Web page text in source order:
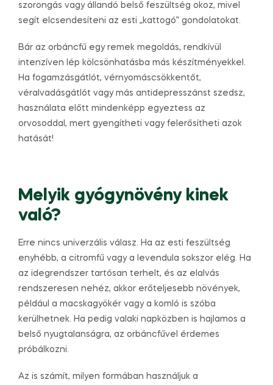
szorongás vagy állandó belső feszültség okoz, mivel
segít elcsendesíteni az esti „kattogó” gondolatokat.
Bár az orbáncfű egy remek megoldás, rendkívül
intenzíven lép kölcsönhatásba más készítményekkel.
Ha fogamzásgátlót, vérnyomáscsökkentőt,
véralvadásgátlót vagy más antidepresszánst szedsz,
használata előtt mindenképp egyeztess az
orvosoddal, mert gyengítheti vagy felerősítheti azok
hatását!
Melyik gyógynövény kinek
való?
Erre nincs univerzális válasz. Ha az esti feszültség
enyhébb, a citromfű vagy a levendula sokszor elég. Ha
az idegrendszer tartósan terhelt, és az elalvás
rendszeresen nehéz, akkor erőteljesebb növények,
például a macskagyökér vagy a komló is szóba
kerülhetnek. Ha pedig valaki napközben is hajlamos a
belső nyugtalanságra, az orbáncfűvel érdemes
próbálkozni.
Az is számít, milyen formában használjuk a